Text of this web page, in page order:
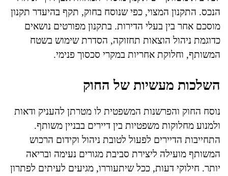
הנכס. התקנון המצוי, כפי שנוסח בחוק, תקף בהיעדר תקנון
מוסכם אחר בין בעלי הדירות. בתקנון מפורטים נושאים
כדוגמת ניהול הוצאות תחזוקה, הסדרת שימוש בשטח
המשותף, וחלוקת אחריות במקרי סכסוך פנימי.
השלכות מעשיות של החוק
נוסח החוק והפרשנות המשפטית לו מטרתן להעניק ודאות
ולמנוע מחלוקות משפטיות בין דיירים בבניין משותף.
התחייבות הדיירים לפעול לטובת ניהול וקידום הרכוש
המשותף מועילה ליצירת סביבת מגורים נעימה ובריאה
יותר. חילוקי דעות, ככל שיתעוררו, מגיעים לעיתים לפתרון